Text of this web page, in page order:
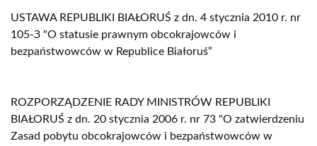
USTAWA REPUBLIKI BIAŁORUŚ z dn. 4 stycznia 2010 r. nr
105-З "O statusie prawnym obcokrajowców i
bezpaństwowców w Republice Białoruś”
ROZPORZĄDZENIE RADY MINISTRÓW REPUBLIKI
BIAŁORUŚ z dn. 20 stycznia 2006 r. nr 73 "O zatwierdzeniu
Zasad pobytu obcokrajowców i bezpaństwowców w